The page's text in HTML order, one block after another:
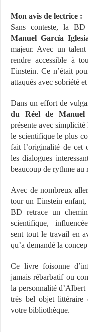
Mon avis de lectrice :
Sans conteste, la BD
Manuel García
majeur. Avec un
rendre accessible à
Einstein. Ce n’était
attaqués avec sobriété
Dans un effort de
du Réel de
présente avec
le scientifique le plus
fait l’originalité de cet
les dialogues
beaucoup de rythme au
Avec de nombreux
tour un Einstein
BD retrace un
scientifique,
sent tout le travail en
qu’a demandé la
Ce livre foisonne
jamais rébarbatif ou
la personnalité
très bel objet littéraire
votre bibliothèque.